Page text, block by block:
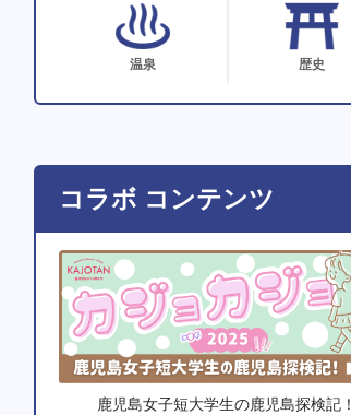
温泉 歴史
コラボ コンテンツ
鹿児島女子短大学生の鹿児島探検記！